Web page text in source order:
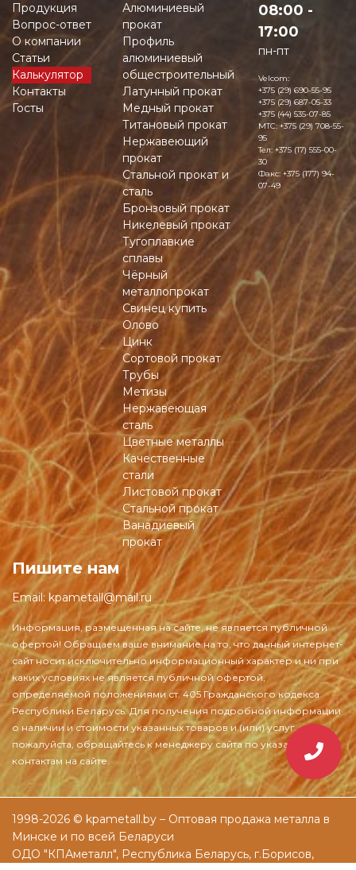
Продукция
Вопрос-ответ
О компании
Статьи
Калькулятор
Контакты
Госты
Алюминиевый
прокат
Профиль
алюминиевый
общестроительный
Латунный прокат
Медный прокат
Титановый прокат
Нержавеющий
прокат
Стальной прокат и
сталь
Бронзовый прокат
Никелевый прокат
Тугоплавкие
сплавы
Чёрный
металлопрокат
Свинец купить
Олово
Цинк
Сортовой прокат
Трубы
Метизы
Нержавеющая
сталь
Цветные металлы
Качественные
стали
Листовой прокат
Стальной прокат
Ванадиевый
прокат
08:00 -
17:00
пн-пт
Velcom:
+375 (29) 690-55-95
+375 (29) 687-05-33
+375 (44) 535-07-85
MTC:+375 (29) 708-55-
95
Тел: +375 (17) 555-00-
30
Факс: +375 (177) 94-
07-49
Пишите нам
Email: kpametall@mail.ru
1998-2026 © kpametall.by – Оптовая продажа металла в
Минске и по всей Беларуси
ОДО "КПАметалл", Республика Беларусь, г.Борисов,